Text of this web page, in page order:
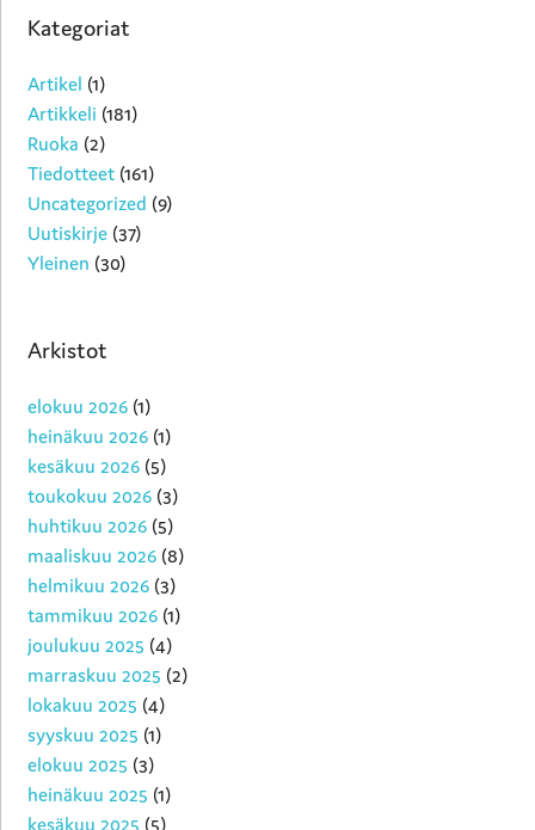
Kategoriat
Artikel (1)
Artikkeli (181)
Ruoka (2)
Tiedotteet (161)
Uncategorized (9)
Uutiskirje (37)
Yleinen (30)
Arkistot
elokuu 2026 (1)
heinäkuu 2026 (1)
kesäkuu 2026 (5)
toukokuu 2026 (3)
huhtikuu 2026 (5)
maaliskuu 2026 (8)
helmikuu 2026 (3)
tammikuu 2026 (1)
joulukuu 2025 (4)
marraskuu 2025 (2)
lokakuu 2025 (4)
syyskuu 2025 (1)
elokuu 2025 (3)
heinäkuu 2025 (1)
kesäkuu 2025 (5)